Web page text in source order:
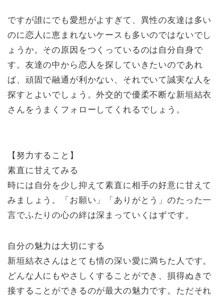
ですが誰にでも愛想がよすぎて、異性の友達は多い
のに恋人に恵まれないケースも多いのではないでし
ょうか。その原因をつくっているのは自分自身で
す。友達の中から恋人を探していきたいのであれ
ば、頑固で融通が利かない、それでいて誠実な人を
探すとよいでしょう。外交的で優柔不断な新垣結衣
さんをうまくフォローしてくれるでしょう。
【努力すること】
素直に甘えてみる
時には自分を少し抑えて素直に相手の好意に甘えて
みましょう。「お願い」「ありがとう」のたった一
言でふたりの心の絆は深まっていくはずです。
自分の魅力は大切にする
新垣結衣さんはとても情の深い愛に満ちた人です。
どんな人にもやさしくすることができ、損得ぬきで
接することができるのが最大の魅力です。ただそれ